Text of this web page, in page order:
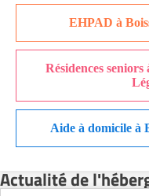
EHPAD à
Résidences
Aide à domicile à
Actualité de